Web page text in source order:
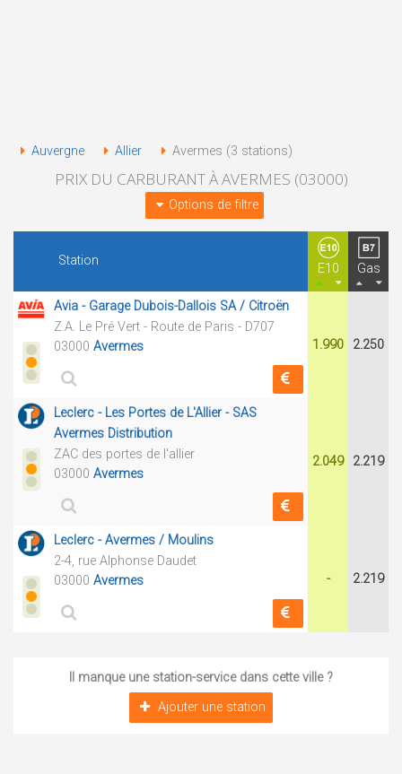
Auvergne Allier Avermes (3 stations)
PRIX DU CARBURANT À AVERMES (03000)
Options de filtre
Station
E10 Gas
Avia - Garage Dubois-Dallois SA / Citroën
Z.A. Le Pré Vert - Route de Paris - D707
03000 Avermes 1.990 2.250
Leclerc - Les Portes de L'Allier - SAS
Avermes Distribution
ZAC des portes de l'allier
03000 Avermes
2.049 2.219
Leclerc - Avermes / Moulins
2-4, rue Alphonse Daudet
03000 Avermes - 2.219
Il manque une station-service dans cette ville ?
Ajouter une station